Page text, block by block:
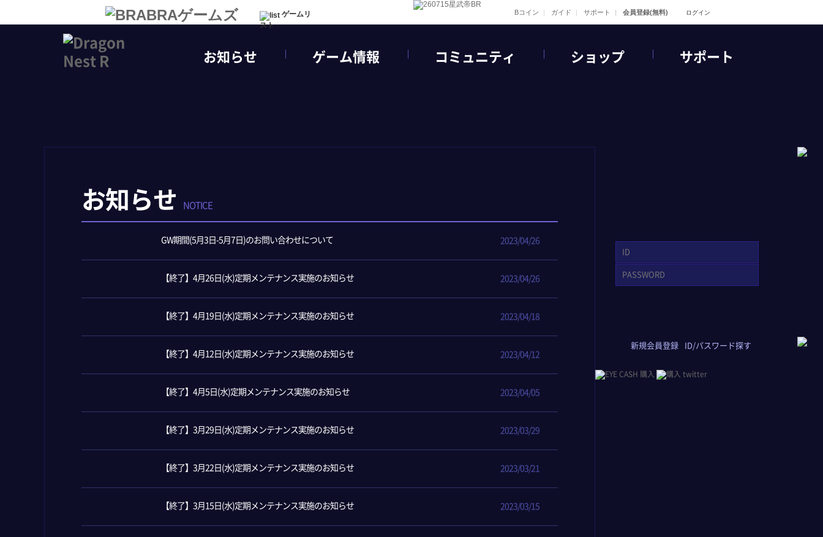
ゲームリ
スト
Bコイン ガイド サポート 会員登録(無料) ログイン
お知らせ ゲーム情報 コミュニティ ショップ サポート
お知らせ NOTICE
GW期間(5月3日-5月7日)のお問い合わせについて 2023/04/26
【終了】4月26日(水)定期メンテナンス実施のお知らせ 2023/04/26
【終了】4月19日(水)定期メンテナンス実施のお知らせ 2023/04/18
【終了】4月12日(水)定期メンテナンス実施のお知らせ 2023/04/12
【終了】4月5日(水)定期メンテナンス実施のお知らせ 2023/04/05
【終了】3月29日(水)定期メンテナンス実施のお知らせ 2023/03/29
【終了】3月22日(水)定期メンテナンス実施のお知らせ 2023/03/21
【終了】3月15日(水)定期メンテナンス実施のお知らせ 2023/03/15
新規会員登録 ID/パスワード探す